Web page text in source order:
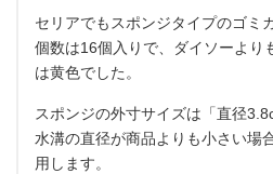
セリアでもスポンジタイプのゴミ
個数は16個入りで、ダイソーより
は黄色でした。
スポンジの外寸サイズは「直径
水溝の直径が商品よりも小さい場
用します。